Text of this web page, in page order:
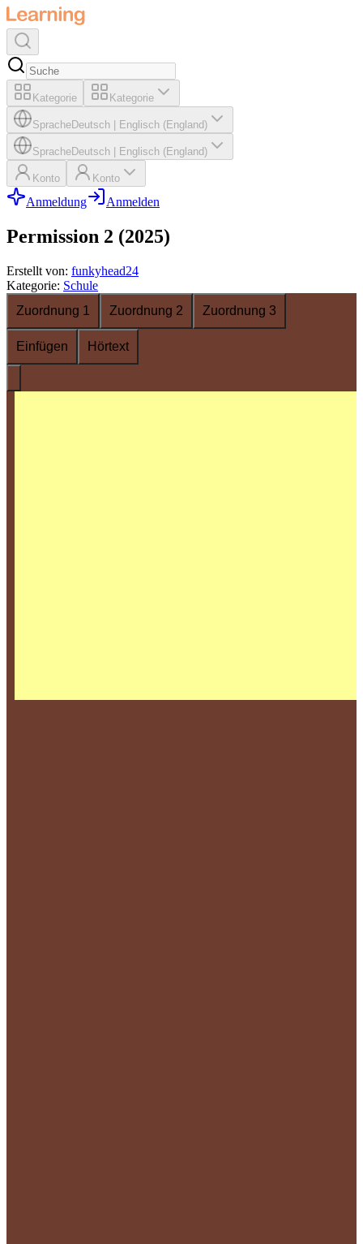
Kategorie Kategorie
SpracheDeutsch Englisch (England)
SpracheDeutsch Englisch (England)
Konto Konto
Anmeldung Anmelden
Permission 2 (2025)
Erstellt von: funkyhead24
Kategorie: Schule
Zuordnung 1
Zuordnung 2 Zuordnung 3
Einfügen Hörtext